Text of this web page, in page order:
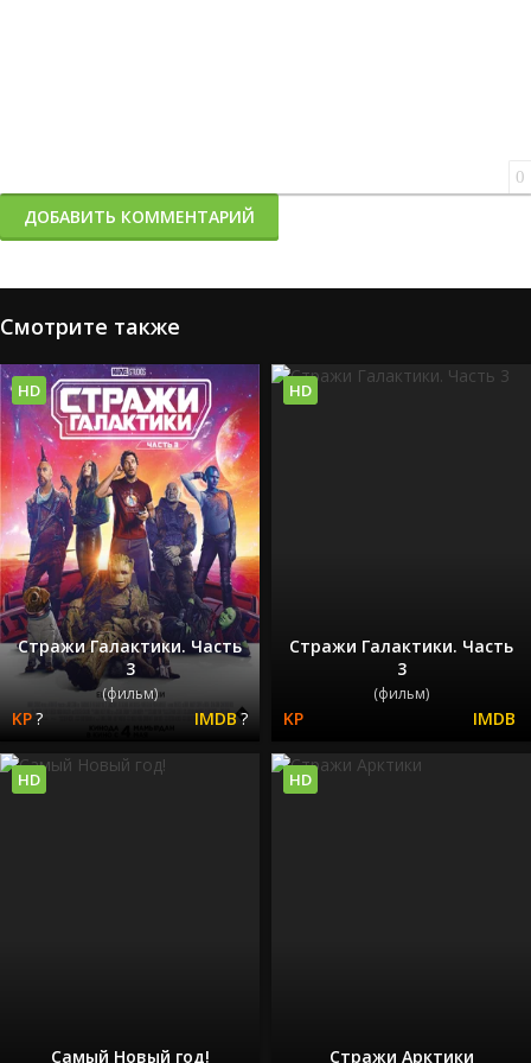
0
ДОБАВИТЬ КОММЕНТАРИЙ
Смотрите также
Стражи Галактики. Часть
3
(фильм)
? ?
HD
Стражи Галактики. Часть
3
(фильм)
HD
Самый Новый год!
HD
Стражи Арктики
HD